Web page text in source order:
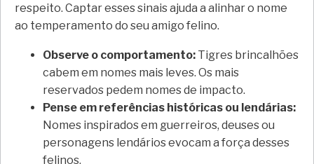
respeito. Captar esses sinais ajuda a alinhar o nome
ao temperamento do seu amigo felino.
Observe o comportamento: Tigres brincalhões
cabem em nomes mais leves. Os mais
reservados pedem nomes de impacto.
Pense em referências históricas ou lendárias:
Nomes inspirados em guerreiros, deuses ou
personagens lendários evocam a força desses
felinos.